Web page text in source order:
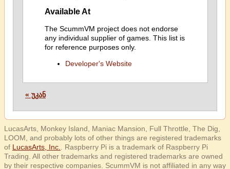
Available At
The ScummVM project does not endorse
any individual supplier of games. This list is
for reference purposes only.
Developer's Website
« უკან
LucasArts, Monkey Island, Maniac Mansion, Full Throttle, The Dig,
LOOM, and probably lots of other things are registered trademarks
of LucasArts, Inc.
. Raspberry Pi is a trademark of Raspberry Pi
Trading. All other trademarks and registered trademarks are owned
by their respective companies. ScummVM is not affiliated in any way